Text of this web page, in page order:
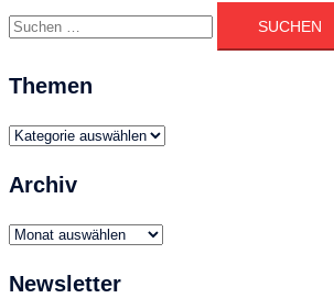
Suchen
nach:
Themen
Themen
Archiv
Archiv
Newsletter